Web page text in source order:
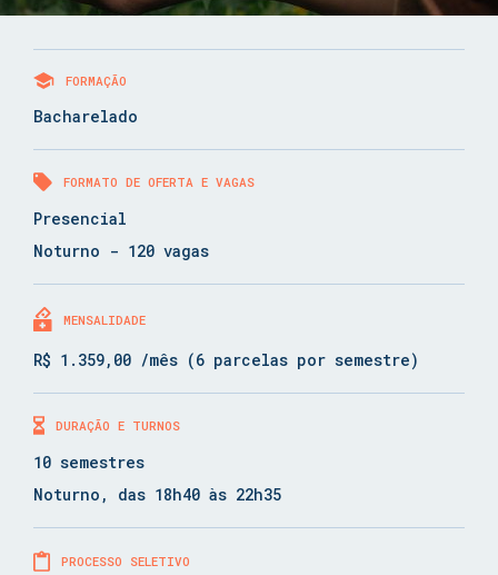
FORMAÇÃO
Bacharelado
FORMATO DE OFERTA E VAGAS
Presencial
Noturno - 120 vagas
MENSALIDADE
R$ 1.359,00 /mês (6 parcelas por semestre)
DURAÇÃO E TURNOS
10 semestres
Noturno, das 18h40 às 22h35
PROCESSO SELETIVO